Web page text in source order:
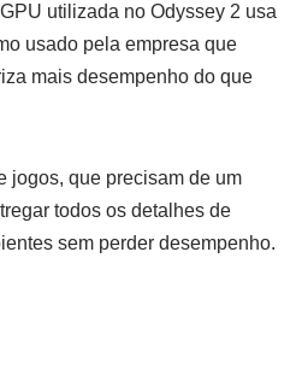
utilizada no Odyssey 2 usa
usado pela empresa que
mais desempenho do que
jogos, que precisam de um
todos os detalhes de
sem perder desempenho.